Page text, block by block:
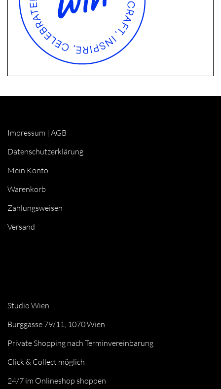
Impressum | AGB
Datenschutzerklärung
Mein Konto
Warenkorb
Zahlungsweisen
Versand
Studio Wien
Burggasse 79/11, 1070 Wien
Private Shopping nach Terminvereinbarung
Click & Collect möglich
24/7 im Onlineshop shoppen